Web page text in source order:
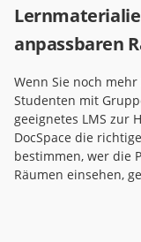
anpassbaren
Wenn Sie noch
Studenten mit
geeignetes LMS zur
DocSpace die
bestimmen, wer die
Räumen einsehen,